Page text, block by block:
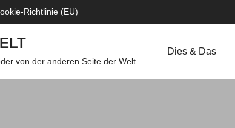
Richtlinie (EU)
von der anderen Seite der Welt
Dies & Das